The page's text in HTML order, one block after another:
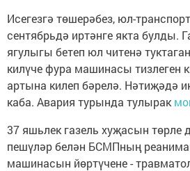
Исегезгә төшерәбез, юл-
сентябрьдә иртәнге якта булды.
ягулыгы бетеп юл читенә
килүче фура машинасы тизлеген
артына килеп бәрелә. Нәтиҗәдә
каба. Авария турында тулырак
37 яшьлек газель хуҗасын төрле
пешүләр белән БСМПның
машинасын йөртүчене -